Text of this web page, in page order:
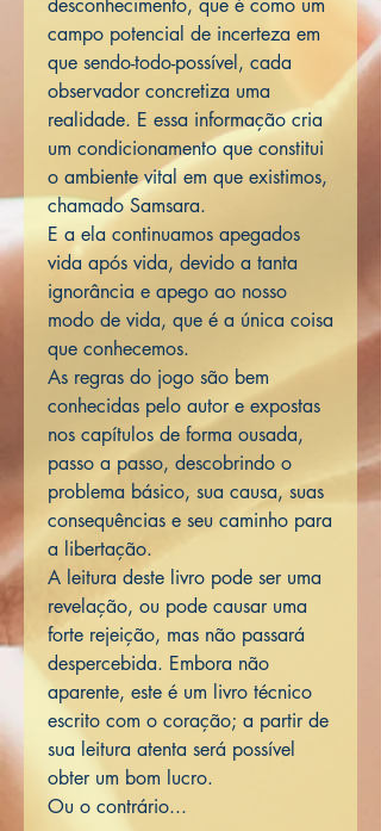
desconhecimento, que é como um
campo potencial de incerteza em
que sendo-todo-possível, cada
observador concretiza uma
realidade. E essa informação cria
um condicionamento que constitui
o ambiente vital em que existimos,
chamado Samsara.
E a ela continuamos apegados
vida após vida, devido a tanta
ignorância e apego ao nosso
modo de vida, que é a única coisa
que conhecemos.
As regras do jogo são bem
conhecidas pelo autor e expostas
nos capítulos de forma ousada,
passo a passo, descobrindo o
problema básico, sua causa, suas
consequências e seu caminho para
a libertação.
A leitura deste livro pode ser uma
revelação, ou pode causar uma
forte rejeição, mas não passará
despercebida. Embora não
aparente, este é um livro técnico
escrito com o coração; a partir de
sua leitura atenta será possível
obter um bom lucro.
Ou o contrário...